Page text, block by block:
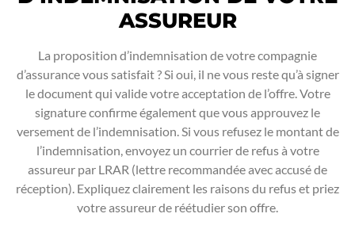
ASSUREUR
La proposition d’indemnisation de votre compagnie
d’assurance vous satisfait ? Si oui, il ne vous reste qu’à signer
le document qui valide votre acceptation de l’offre. Votre
signature confirme également que vous approuvez le
versement de l’indemnisation. Si vous refusez le montant de
l’indemnisation, envoyez un courrier de refus à votre
assureur par LRAR (lettre recommandée avec accusé de
réception). Expliquez clairement les raisons du refus et priez
votre assureur de réétudier son offre.